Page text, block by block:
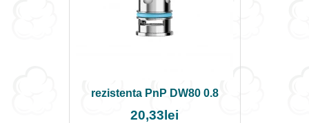
rezistenta PnP DW80 0.8
20,33lei